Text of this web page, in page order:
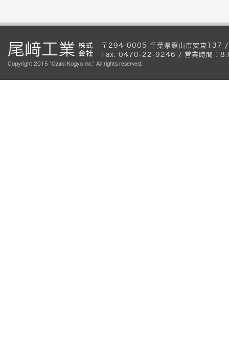
〒294-0005 千葉県館山市安東
Fax. 0470-22-9246 / 営業時間：
Copyright 2015 "Ozaki Kogyo Inc." All rights reserved.